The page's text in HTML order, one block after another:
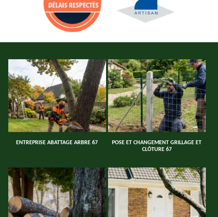
ENTREPRISE ABATTAGE ARBRE 67
POSE ET CHANGEMENT GRILLAGE ET
CLÔTURE 67